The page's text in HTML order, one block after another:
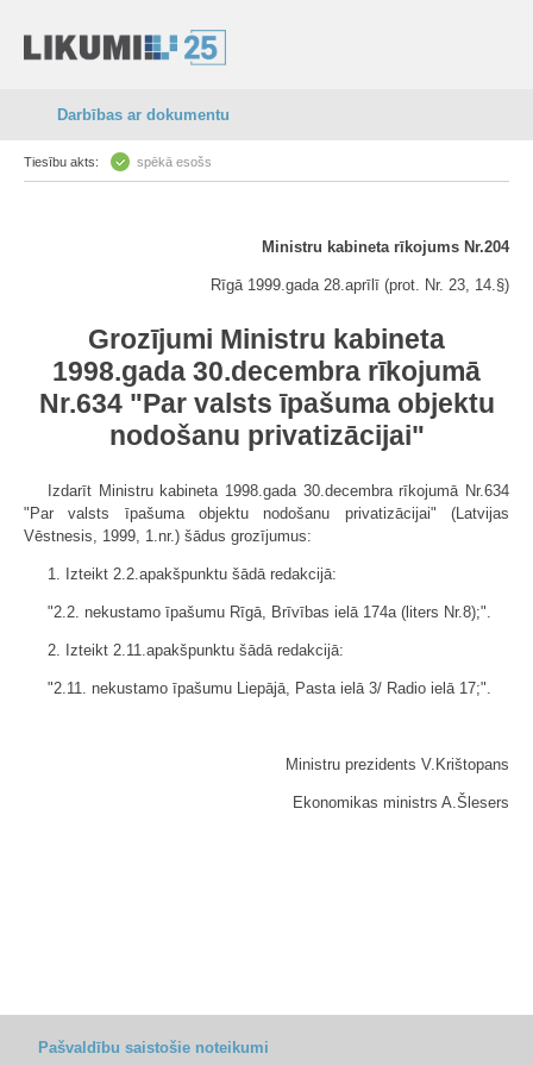
Darbības ar dokumentu
Tiesību akts: spēkā esošs
Ministru kabineta rīkojums Nr.204
Rīgā 1999.gada 28.aprīlī (prot. Nr. 23, 14.§)
Grozījumi Ministru kabineta
1998.gada 30.decembra rīkojumā
Nr.634 "Par valsts īpašuma objektu
nodošanu privatizācijai"
Izdarīt Ministru kabineta 1998.gada 30.decembra rīkojumā Nr.634
"Par valsts īpašuma objektu nodošanu privatizācijai" (Latvijas
Vēstnesis, 1999, 1.nr.) šādus grozījumus:
1. Izteikt 2.2.apakšpunktu šādā redakcijā:
"2.2. nekustamo īpašumu Rīgā, Brīvības ielā 174a (liters Nr.8);".
2. Izteikt 2.11.apakšpunktu šādā redakcijā:
"2.11. nekustamo īpašumu Liepājā, Pasta ielā 3/ Radio ielā 17;".
Ministru prezidents V.Krištopans
Ekonomikas ministrs A.Šlesers
Pašvaldību saistošie noteikumi